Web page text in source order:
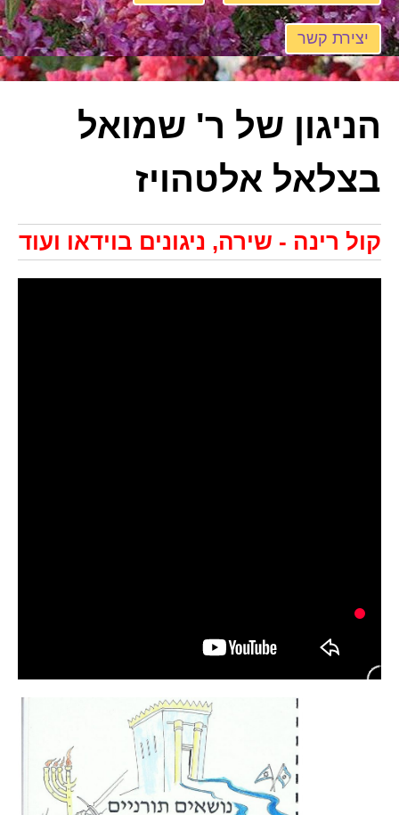
יצירת קשר
הניגון של ר' שמואל
בצלאל אלטהויז
קול רינה - שירה, ניגונים בוידאו ועוד